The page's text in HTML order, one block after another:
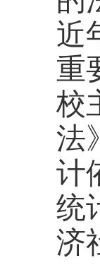
近
重
校
法》
计
统
济